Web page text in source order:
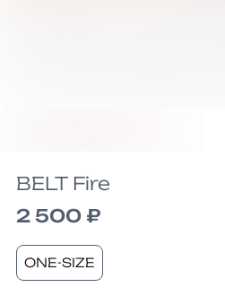
BELT Fire
2 500 ₽
ONE-SIZE